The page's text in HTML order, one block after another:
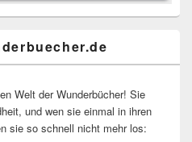
Welt der Wunderbücher! Sie
und wen sie einmal in ihren
sie so schnell nicht mehr los: